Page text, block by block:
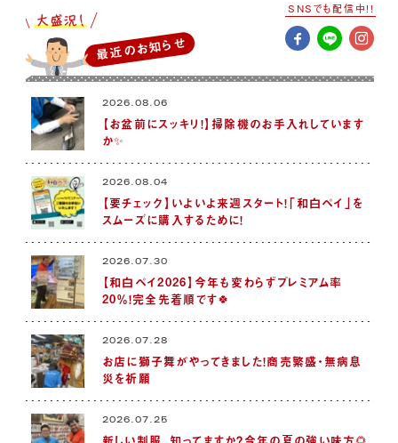
最近のお知らせ
2026.08.06
【お盆前にスッキリ！】掃除機のお手入れしています
か✨
2026.08.04
【要チェック】いよいよ来週スタート！「和白ペイ」を
スムーズに購入するために！
2026.07.30
【和白ペイ2026】今年も変わらずプレミアム率
20％！完全先着順です🍀
2026.07.28
お店に獅子舞がやってきました！商売繁盛・無病息
災を祈願
2026.07.25
SNSでも配信中!!